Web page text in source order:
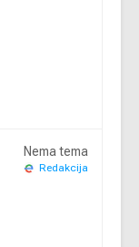
Nema tema
Redakcija